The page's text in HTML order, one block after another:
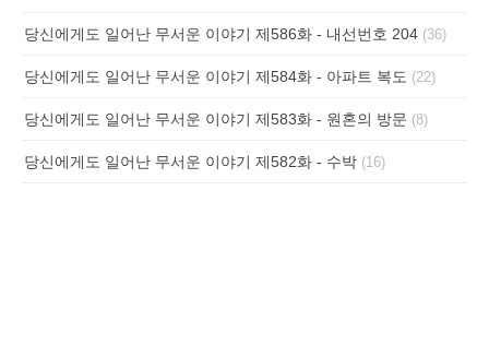
당신에게도 일어난 무서운 이야기 제586화 - 내선번호 204 (36)
당신에게도 일어난 무서운 이야기 제584화 - 아파트 복도 (22)
당신에게도 일어난 무서운 이야기 제583화 - 원혼의 방문 (8)
당신에게도 일어난 무서운 이야기 제582화 - 수박 (16)